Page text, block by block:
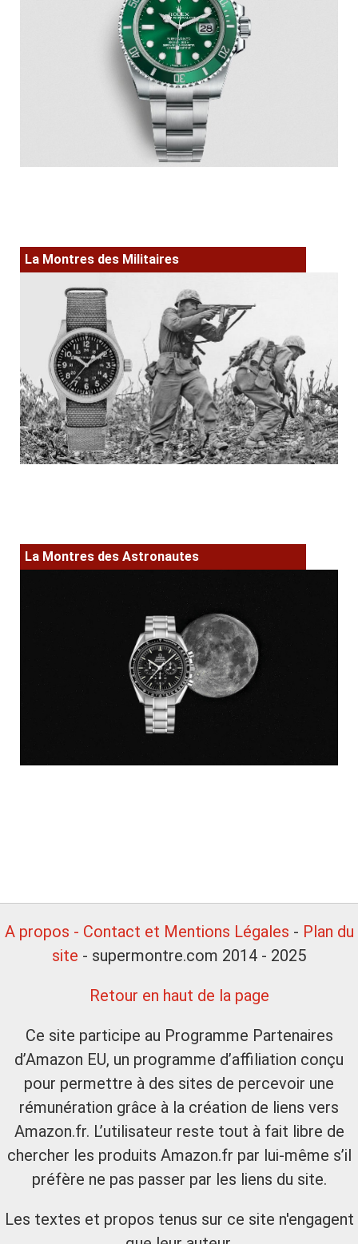
La Montres des Militaires
La Montres des Astronautes
A propos - Contact et Mentions Légales - Plan du
site - supermontre.com 2014 - 2025
Retour en haut de la page
Ce site participe au Programme Partenaires
d’Amazon EU, un programme d’affiliation conçu
pour permettre à des sites de percevoir une
rémunération grâce à la création de liens vers
Amazon.fr. L’utilisateur reste tout à fait libre de
chercher les produits Amazon.fr par lui-même s’il
préfère ne pas passer par les liens du site.
Les textes et propos tenus sur ce site n'engagent